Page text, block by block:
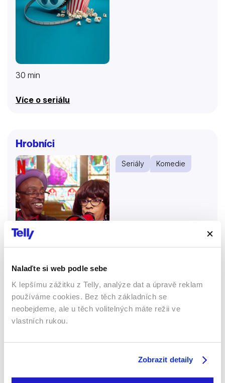
Nalaďte si web podle sebe
K lepšímu zážitku z Telly, analýze dat a úpravě reklam
používáme cookies. Bez těch základních se
neobejdeme, ale u těch volitelných máte režii ve
vlastních rukou.
Zobrazit detaily
30 min
Více o seriálu
Hrobníci
Seriály Komedie
2018 | 40 min
Hrdina